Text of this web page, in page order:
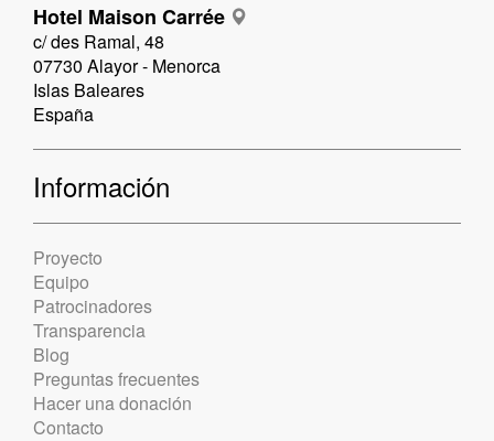
Hotel Maison Carrée
c/ des Ramal, 48
07730 Alayor - Menorca
Islas Baleares
España
Información
Proyecto
Equipo
Patrocinadores
Transparencia
Blog
Preguntas frecuentes
Hacer una donación
Contacto